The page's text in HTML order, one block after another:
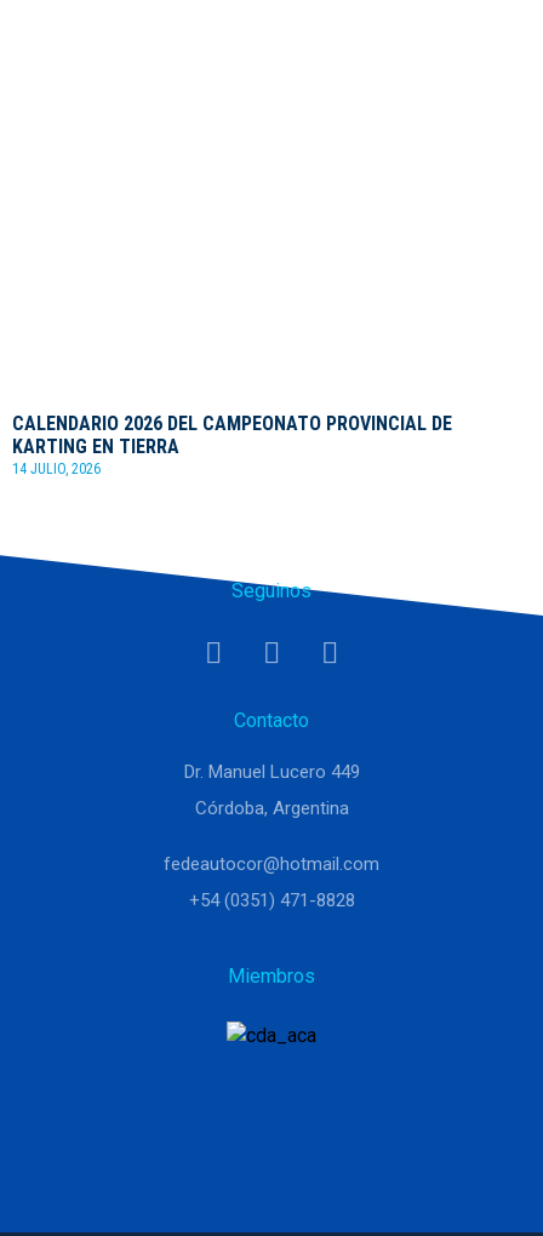
CALENDARIO 2026 DEL CAMPEONATO PROVINCIAL DE
KARTING EN TIERRA
14 JULIO, 2026
Seguinos
Contacto
Dr. Manuel Lucero 449
Córdoba, Argentina
fedeautocor@hotmail.com
+54 (0351) 471-8828
Miembros